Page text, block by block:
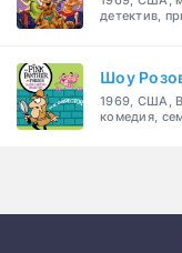
детектив,
Шоу
1969, США,
комедия,